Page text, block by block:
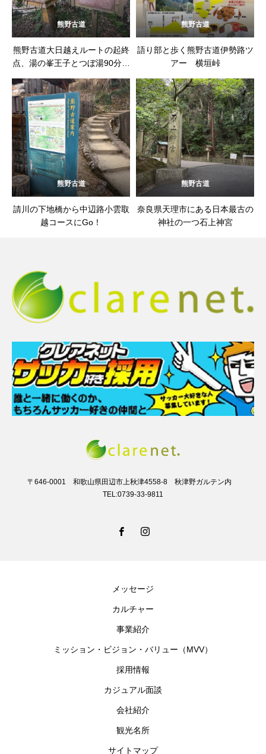
熊野古道
熊野古道大日越えルートの起終
点、湯の峯王子とつぼ湯90分待
熊野古道
語り部と歩く熊野古道伊勢路ツ
アー 横垣峠
熊野古道
請川の下地橋から中辺路小雲取
越コースにGo！
熊野古道
奈良県天理市にある日本最古の
神社の一つ石上神宮
〒646-0001 和歌山県田辺市上秋津4558-8 秋津野ガルテン内
TEL:0739-33-9811
メッセージ
カルチャー
事業紹介
ミッション・ビジョン・バリュー（MVV）
採用情報
カジュアル面談
会社紹介
観光名所
サイトマップ